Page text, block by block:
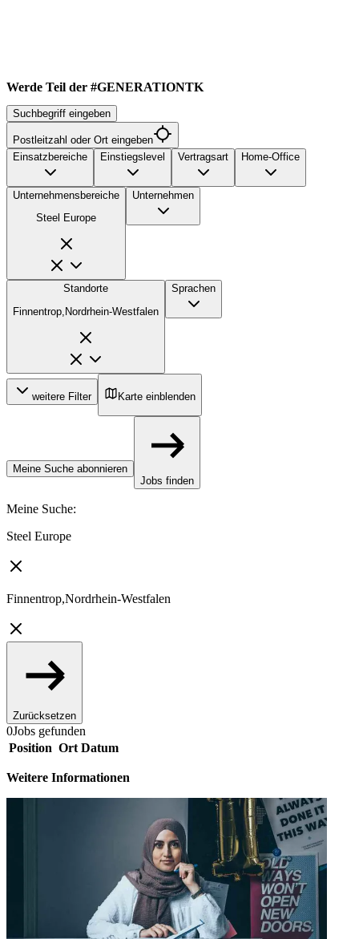
Werde Teil der #GENERATIONTK
Suchbegriff eingeben
Postleitzahl oder Ort eingeben
Einsatzbereiche
Einstiegslevel Vertragsart Home-Office
Unternehmensbereiche
Steel Europe
Unternehmen
Standorte
Finnentrop,Nordrhein-Westfalen
Sprachen
weitere Filter Karte einblenden
Meine Suche abonnieren
Jobs finden
Meine Suche:
Steel Europe
Finnentrop,Nordrhein-Westfalen
Zurücksetzen
0Jobs gefunden
Position Ort Datum
Weitere Informationen